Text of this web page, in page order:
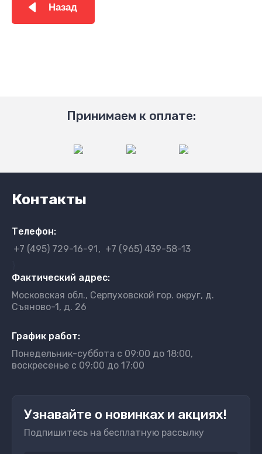
Назад
Принимаем к оплате:
Контакты
Телефон:
+7 (495) 729-16-91
+7 (965) 439-58-13
Фактический адрес:
Московская обл., Серпуховской гор. округ, д.
Съяново-1, д. 26
График работ:
Понедельник-суббота с 09:00 до 18:00,
воскресенье с 09:00 до 17:00
Узнавайте о новинках и акциях!
Подпишитесь на бесплатную рассылку